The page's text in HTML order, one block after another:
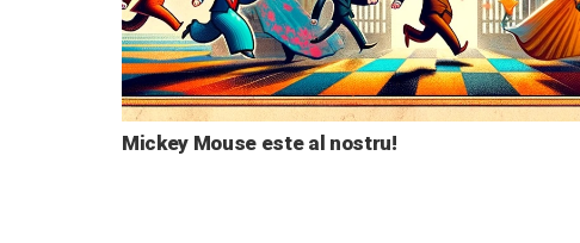
Mickey Mouse este al nostru!